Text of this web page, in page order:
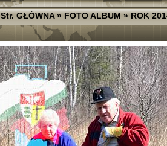
Str. GŁÓWNA»FOTO ALBUM»ROK